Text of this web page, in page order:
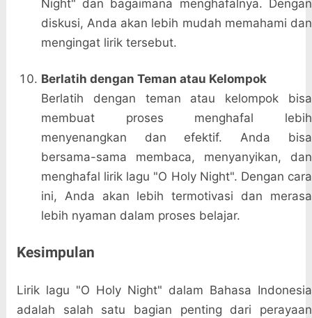
Night" dan bagaimana menghafalnya. Dengan
diskusi, Anda akan lebih mudah memahami dan
mengingat lirik tersebut.
Berlatih dengan Teman atau Kelompok
Berlatih dengan teman atau kelompok bisa
membuat proses menghafal lebih
menyenangkan dan efektif. Anda bisa
bersama-sama membaca, menyanyikan, dan
menghafal lirik lagu "O Holy Night". Dengan cara
ini, Anda akan lebih termotivasi dan merasa
lebih nyaman dalam proses belajar.
Kesimpulan
Lirik lagu "O Holy Night" dalam Bahasa Indonesia
adalah salah satu bagian penting dari perayaan